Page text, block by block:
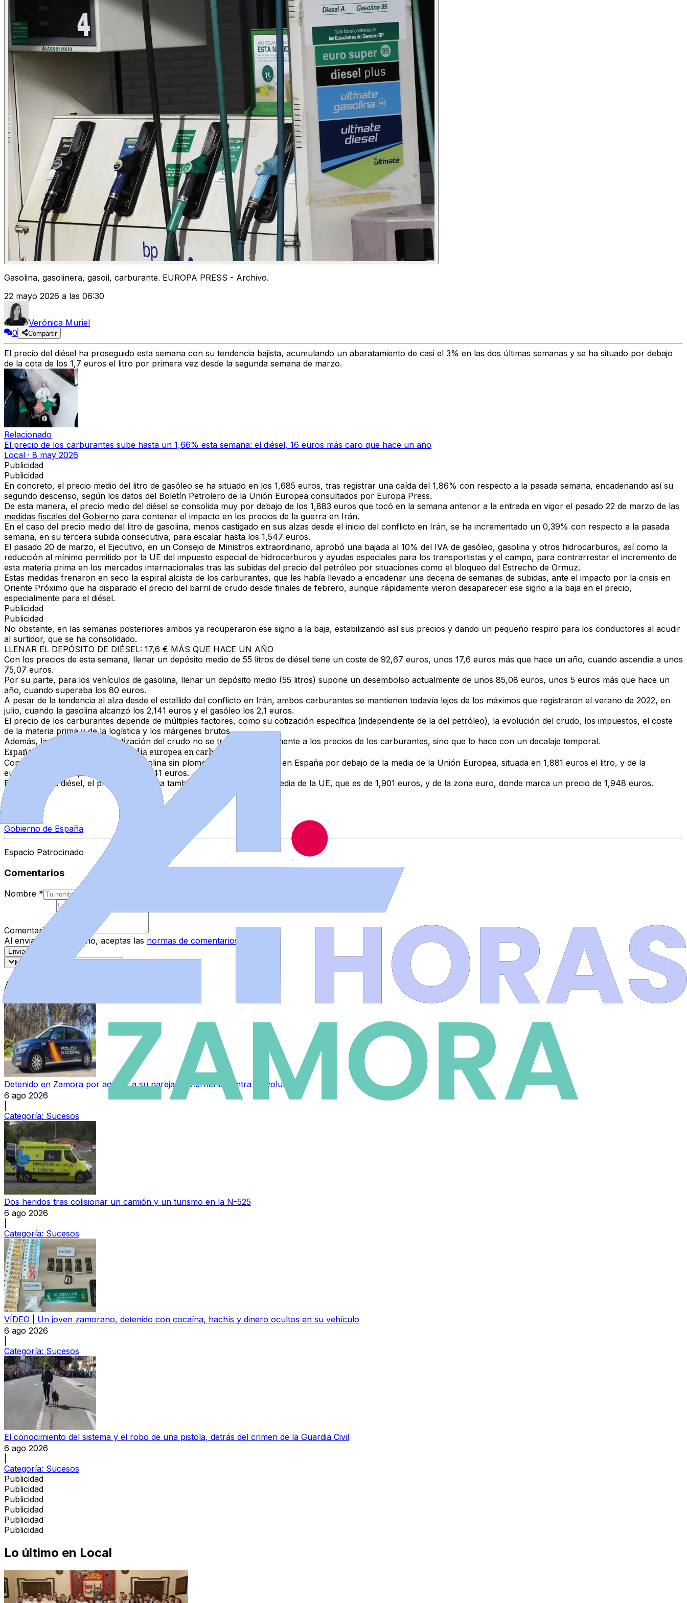
Gasolina, gasolinera, gasoil, carburante. EUROPA PRESS - Archivo.
22 mayo 2026 a las 06:30
Verónica Muriel
0
Compartir
El precio del diésel ha proseguido esta semana con su tendencia bajista, acumulando un abaratamiento de casi el 3% en las dos últimas semanas y se ha situado por debajo
de la cota de los 1,7 euros el litro por primera vez desde la segunda semana de marzo.
Relacionado
El precio de los carburantes sube hasta un 1,66% esta semana: el diésel, 16 euros más caro que hace un año
Local · 8 may 2026
Publicidad
Publicidad
En concreto, el precio medio del litro de gasóleo se ha situado en los 1,685 euros, tras registrar una caída del 1,86% con respecto a la pasada semana, encadenando así su
segundo descenso, según los datos del Boletín Petrolero de la Unión Europea consultados por Europa Press.
De esta manera, el precio medio del diésel se consolida muy por debajo de los 1,883 euros que tocó en la semana anterior a la entrada en vigor el pasado 22 de marzo de las
medidas fiscales del Gobierno para contener el impacto en los precios de la guerra en Irán.
En el caso del precio medio del litro de gasolina, menos castigado en sus alzas desde el inicio del conflicto en Irán, se ha incrementado un 0,39% con respecto a la pasada
semana, en su tercera subida consecutiva, para escalar hasta los 1,547 euros.
El pasado 20 de marzo, el Ejecutivo, en un Consejo de Ministros extraordinario, aprobó una bajada al 10% del IVA de gasóleo, gasolina y otros hidrocarburos, así como la
reducción al mínimo permitido por la UE del impuesto especial de hidrocarburos y ayudas especiales para los transportistas y el campo, para contrarrestar el incremento de
esta materia prima en los mercados internacionales tras las subidas del precio del petróleo por situaciones como el bloqueo del Estrecho de Ormuz.
Estas medidas frenaron en seco la espiral alcista de los carburantes, que les había llevado a encadenar una decena de semanas de subidas, ante el impacto por la crisis en
Oriente Próximo que ha disparado el precio del barril de crudo desde finales de febrero, aunque rápidamente vieron desaparecer ese signo a la baja en el precio,
especialmente para el diésel.
Publicidad
Publicidad
No obstante, en las semanas posteriores ambos ya recuperaron ese signo a la baja, estabilizando así sus precios y dando un pequeño respiro para los conductores al acudir
al surtidor, que se ha consolidado.
LLENAR EL DEPÓSITO DE DIÉSEL: 17,6 € MÁS QUE HACE UN AÑO
Con los precios de esta semana, llenar un depósito medio de 55 litros de diésel tiene un coste de 92,67 euros, unos 17,6 euros más que hace un año, cuando ascendía a unos
75,07 euros.
Por su parte, para los vehículos de gasolina, llenar un depósito medio (55 litros) supone un desembolso actualmente de unos 85,08 euros, unos 5 euros más que hace un
año, cuando superaba los 80 euros.
A pesar de la tendencia al alza desde el estallido del conflicto en Irán, ambos carburantes se mantienen todavía lejos de los máximos que registraron el verano de 2022, en
julio, cuando la gasolina alcanzó los 2,141 euros y el gasóleo los 2,1 euros.
El precio de los carburantes depende de múltiples factores, como su cotización específica (independiente de la del petróleo), la evolución del crudo, los impuestos, el coste
de la materia prima y de la logística y los márgenes brutos.
Además, la evolución en la cotización del crudo no se traslada directamente a los precios de los carburantes, sino que lo hace con un decalaje temporal.
España sigue por debajo de la media europea en carburantes
Con estos niveles, el precio de la gasolina sin plomo de 95 se mantiene en España por debajo de la media de la Unión Europea, situada en 1,881 euros el litro, y de la
eurozona, con un precio medio de
1,941 euros.
En el caso del diésel, el precio en España también es inferior al de la media de la UE, que es de 1,901 euros, y de la zona euro, donde marca un precio de 1,948 euros.
Gobierno de España
Espacio Patrocinado
Comentarios
Nombre *
Comentario
Al enviar tu comentario, aceptas las normas de comentarios
Enviar Comentario
Más recientes
Artículos Destacados
Detenido en Zamora por agredir a su pareja y reternerla contra su voluntad
6 ago 2026
Categoría: Sucesos
Dos heridos tras colisionar un camión y un turismo en la N-525
6 ago 2026
Categoría: Sucesos
VÍDEO | Un joven zamorano, detenido con cocaína, hachís y dinero ocultos en su vehículo
6 ago 2026
Categoría: Sucesos
El conocimiento del sistema y el robo de una pistola, detrás del crimen de la Guardia Civil
6 ago 2026
Categoría: Sucesos
Publicidad
Publicidad
Publicidad
Publicidad
Publicidad
Publicidad
Lo último en Local